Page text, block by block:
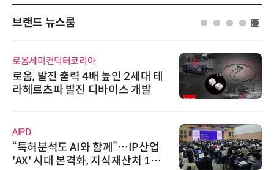
브랜드 뉴스룸
로옴세미컨덕터코리아
로옴, 발진 출력 4배 높인 2세대 테
라헤르츠파 발진 디바이스 개발
AIPD
“특허분석도 AI와 함께”…IP산업
'AX' 시대 본격화, 지식재산처 1호